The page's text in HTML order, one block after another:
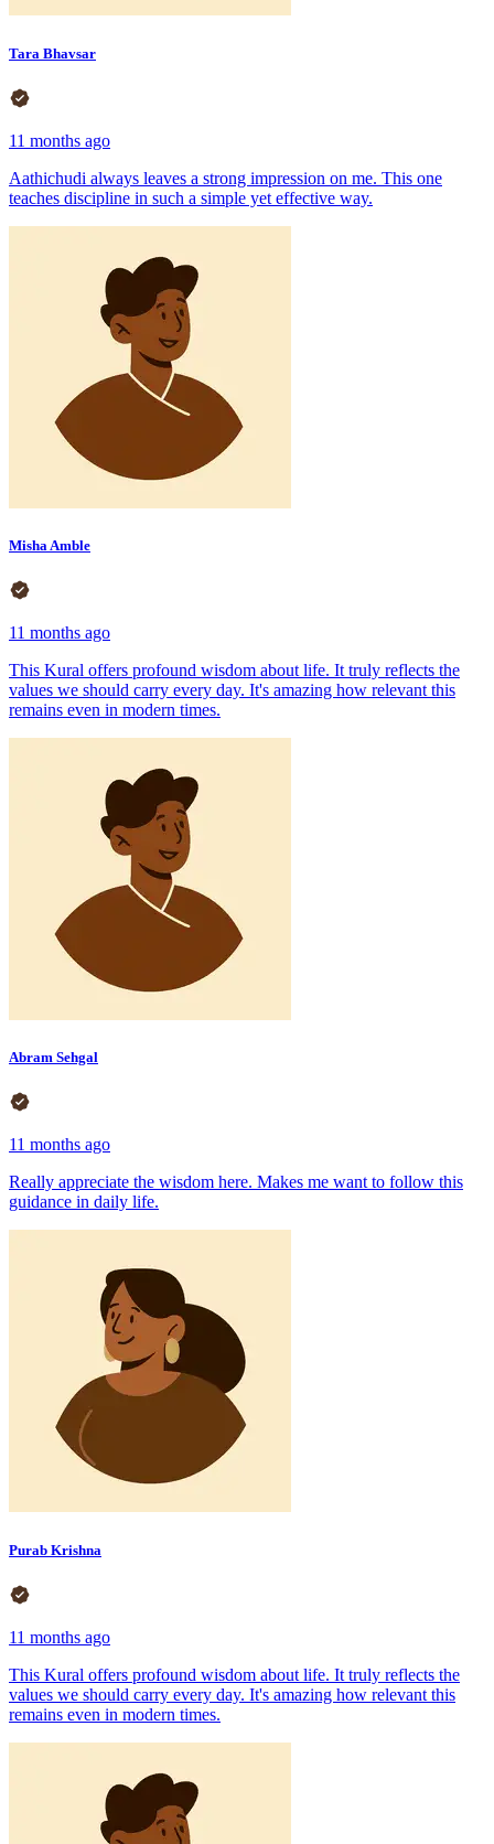
Tara Bhavsar
11 months ago
Aathichudi always leaves a strong impression on me. This one
teaches discipline in such a simple yet effective way.
Misha Amble
11 months ago
This Kural offers profound wisdom about life. It truly reflects the
values we should carry every day. It's amazing how relevant this
remains even in modern times.
Abram Sehgal
11 months ago
Really appreciate the wisdom here. Makes me want to follow this
guidance in daily life.
Purab Krishna
11 months ago
This Kural offers profound wisdom about life. It truly reflects the
values we should carry every day. It's amazing how relevant this
remains even in modern times.